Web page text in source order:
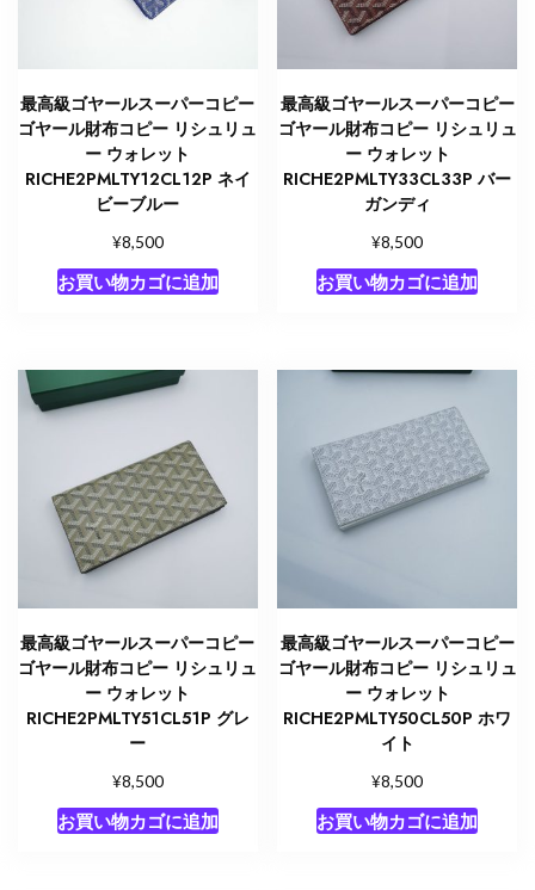
最高級ゴヤールスーパーコピー
ゴヤール財布コピー リシュリュ
ー ウォレット
RICHE2PMLTY12CL12P ネイ
ビーブルー
¥8,500
お買い物カゴに追加
最高級ゴヤールスーパーコピー
ゴヤール財布コピー リシュリュ
ー ウォレット
RICHE2PMLTY33CL33P バー
ガンディ
¥8,500
お買い物カゴに追加
最高級ゴヤールスーパーコピー
ゴヤール財布コピー リシュリュ
ー ウォレット
RICHE2PMLTY51CL51P グレ
ー
¥8,500
お買い物カゴに追加
最高級ゴヤールスーパーコピー
ゴヤール財布コピー リシュリュ
ー ウォレット
RICHE2PMLTY50CL50P ホワ
イト
¥8,500
お買い物カゴに追加